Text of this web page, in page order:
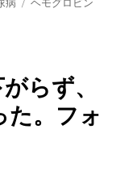
らず、
た。フォ